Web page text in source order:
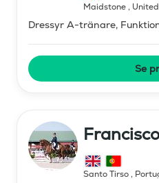
Maidstone,
Dressyr A-tränare,
Se
Santo Tirso,